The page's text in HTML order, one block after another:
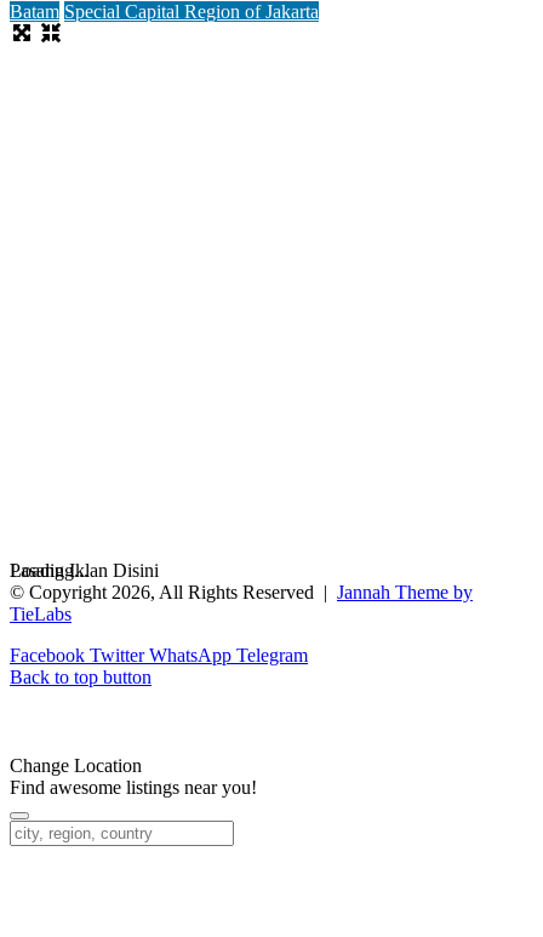
Batam Special Capital Region of Jakarta
Loading...
Pasang Iklan Disini
© Copyright 2026, All Rights Reserved | Jannah Theme by
TieLabs
Facebook Twitter WhatsApp Telegram
Back to top button
Change Location
Find awesome listings near you!
Change Location